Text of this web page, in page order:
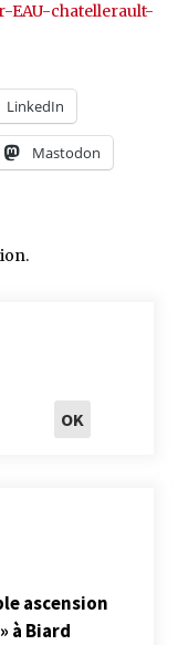
chatellerault-
LinkedIn
Mastodon
.
ascension
à Biard